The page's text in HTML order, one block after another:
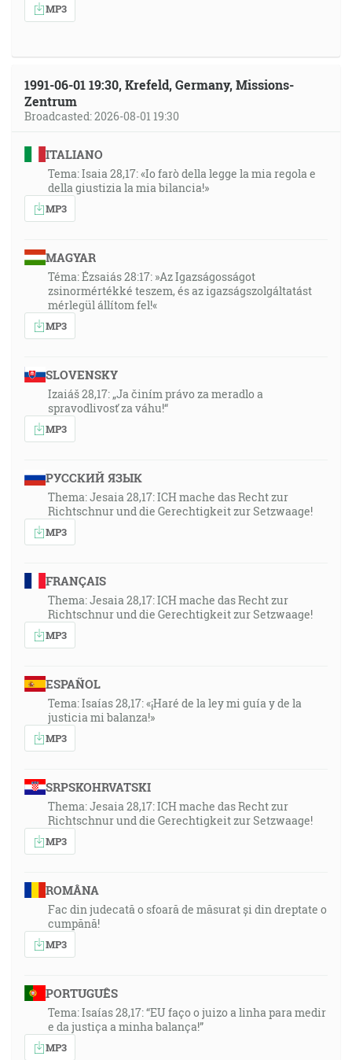
MP3
1991-06-01 19:30, Krefeld, Germany, Missions-
Zentrum
Broadcasted: 2026-08-01 19:30
ITALIANO
Tema: Isaia 28,17: «Io farò della legge la mia regola e
della giustizia la mia bilancia!»
MP3
MAGYAR
Téma: Ézsaiás 28:17: »Az Igazságosságot
zsinormértékké teszem, és az igazságszolgáltatást
mérlegül állítom fel!«
MP3
SLOVENSKY
Izaiáš 28,17: „Ja činím právo za meradlo a
spravodlivosť za váhu!“
MP3
РУССКИЙ ЯЗЫК
Thema: Jesaia 28,17: ICH mache das Recht zur
Richtschnur und die Gerechtigkeit zur Setzwaage!
MP3
FRANÇAIS
Thema: Jesaia 28,17: ICH mache das Recht zur
Richtschnur und die Gerechtigkeit zur Setzwaage!
MP3
ESPAÑOL
Tema: Isaías 28,17: «¡Haré de la ley mi guía y de la
justicia mi balanza!»
MP3
SRPSKOHRVATSKI
Thema: Jesaia 28,17: ICH mache das Recht zur
Richtschnur und die Gerechtigkeit zur Setzwaage!
MP3
ROMÂNA
Fac din judecată o sfoară de măsurat și din dreptate o
cumpănă!
MP3
PORTUGUÊS
Tema: Isaías 28,17: “EU faço o juizo a linha para medir
e da justiça a minha balança!”
MP3